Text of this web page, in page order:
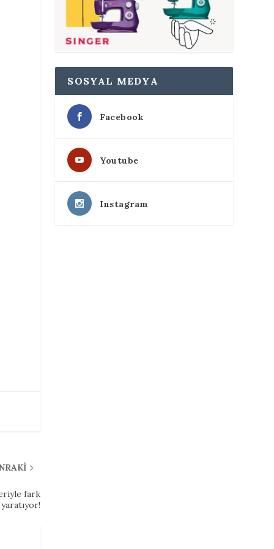
fark
yaratıyor!
SOSYAL MEDYA
Facebook
Youtube
Instagram